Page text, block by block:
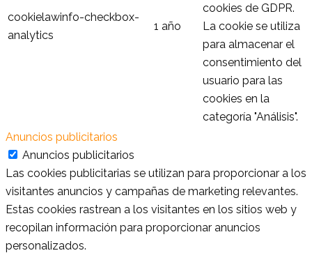
cookielawinfo-checkbox-
analytics
1 año
cookies de GDPR.
La cookie se utiliza
para almacenar el
consentimiento del
usuario para las
cookies en la
categoría "Análisis".
Anuncios publicitarios
Anuncios publicitarios
Las cookies publicitarias se utilizan para proporcionar a los
visitantes anuncios y campañas de marketing relevantes.
Estas cookies rastrean a los visitantes en los sitios web y
recopilan información para proporcionar anuncios
personalizados.